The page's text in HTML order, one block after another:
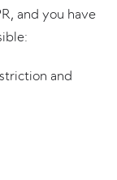
and you have
and